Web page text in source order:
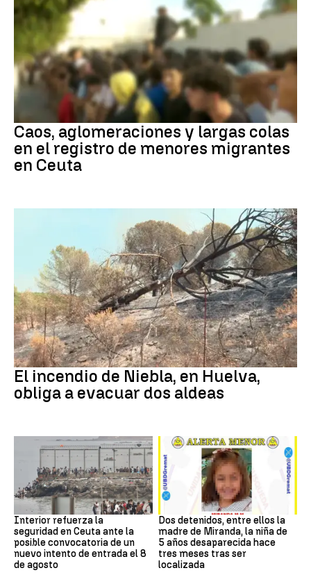
Caos, aglomeraciones y largas colas
en el registro de menores migrantes
en Ceuta
Andalucía
El incendio de Niebla, en Huelva,
obliga a evacuar dos aldeas
CRISIS MIGRATORIA
Interior refuerza la
seguridad en Ceuta ante la
posible convocatoria de un
nuevo intento de entrada el 8
de agosto
DESAPARICIÓN
Dos detenidos, entre ellos la
madre de Miranda, la niña de
5 años desaparecida hace
tres meses tras ser
localizada